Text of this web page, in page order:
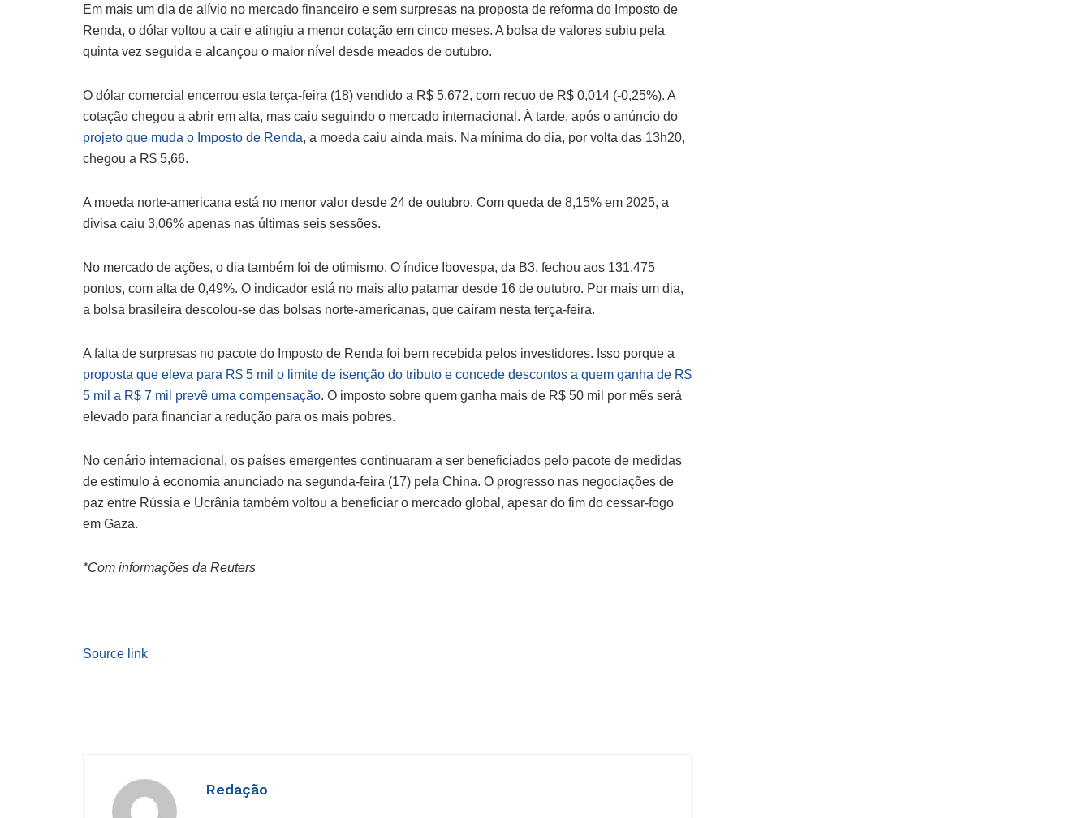
Em mais um dia de alívio no mercado financeiro e sem surpresas na proposta de reforma do Imposto de
Renda, o dólar voltou a cair e atingiu a menor cotação em cinco meses. A bolsa de valores subiu pela
quinta vez seguida e alcançou o maior nível desde meados de outubro.
O dólar comercial encerrou esta terça-feira (18) vendido a R$ 5,672, com recuo de R$ 0,014 (-0,25%). A
cotação chegou a abrir em alta, mas caiu seguindo o mercado internacional. À tarde, após o anúncio do
projeto que muda o Imposto de Renda, a moeda caiu ainda mais. Na mínima do dia, por volta das 13h20,
chegou a R$ 5,66.
A moeda norte-americana está no menor valor desde 24 de outubro. Com queda de 8,15% em 2025, a
divisa caiu 3,06% apenas nas últimas seis sessões.
No mercado de ações, o dia também foi de otimismo. O índice Ibovespa, da B3, fechou aos 131.475
pontos, com alta de 0,49%. O indicador está no mais alto patamar desde 16 de outubro. Por mais um dia,
a bolsa brasileira descolou-se das bolsas norte-americanas, que caíram nesta terça-feira.
A falta de surpresas no pacote do Imposto de Renda foi bem recebida pelos investidores. Isso porque a
proposta que eleva para R$ 5 mil o limite de isenção do tributo e concede descontos a quem ganha de R$
5 mil a R$ 7 mil prevê uma compensação. O imposto sobre quem ganha mais de R$ 50 mil por mês será
elevado para financiar a redução para os mais pobres.
No cenário internacional, os países emergentes continuaram a ser beneficiados pelo pacote de medidas
de estímulo à economia anunciado na segunda-feira (17) pela China. O progresso nas negociações de
paz entre Rússia e Ucrânia também voltou a beneficiar o mercado global, apesar do fim do cessar-fogo
em Gaza.
*Com informações da Reuters
Source link
Redação